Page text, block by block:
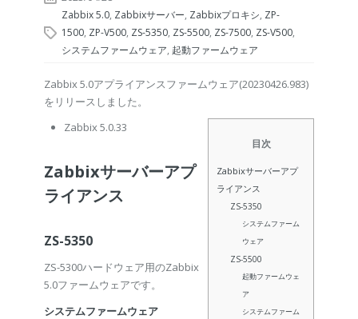
Zabbix 5.0, Zabbixサーバー, Zabbixプロキシ, ZP-
1500, ZP-V500, ZS-5350, ZS-5500, ZS-7500, ZS-V500,
システムファームウェア, 起動ファームウェア
Zabbix 5.0アプライアンスファームウェア(20230426.983)
をリリースしました。
目次
Zabbixサーバーアプ
ライアンス
ZS-5350
システムファーム
ウェア
ZS-5500
起動ファームウェ
ア
システムファーム
Zabbix 5.0.33
Zabbixサーバーアプ
ライアンス
ZS-5350
ZS-5300ハードウェア用のZabbix
5.0ファームウェアです。
システムファームウェア